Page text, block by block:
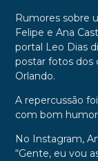
Rumores sobre
Felipe e Ana
portal Leo Dias
postar fotos dos
Orlando.
A repercussão
com bom
No Instagram,
“Gente, eu vou